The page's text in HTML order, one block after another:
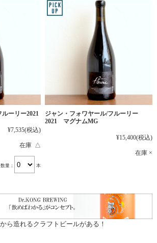
ーリー2021
¥7,535(税込)
在庫 △
数量： 本
ジャン・フォワヤール/フルーリー
2021 マグナムMG
¥15,400(税込)
在庫 ×
ら造れるクラフトビールがある！